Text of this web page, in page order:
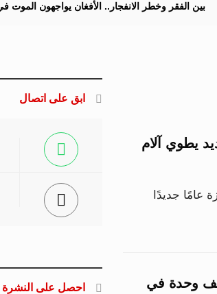
بين الفقر وخطر الانفجار.. الأفغان يواجهون الموت
يطوي آلام
قطاع غزة عامًا جديدًا
للاستيطان.. إسرائيل تصادق على 28 ألف وحدة في
ابق على اتصال
احصل على النشرة